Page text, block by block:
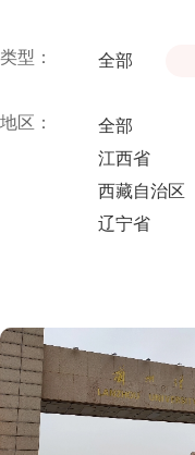
类型： 全部
地区： 全部
江西省
西藏自治区
辽宁省